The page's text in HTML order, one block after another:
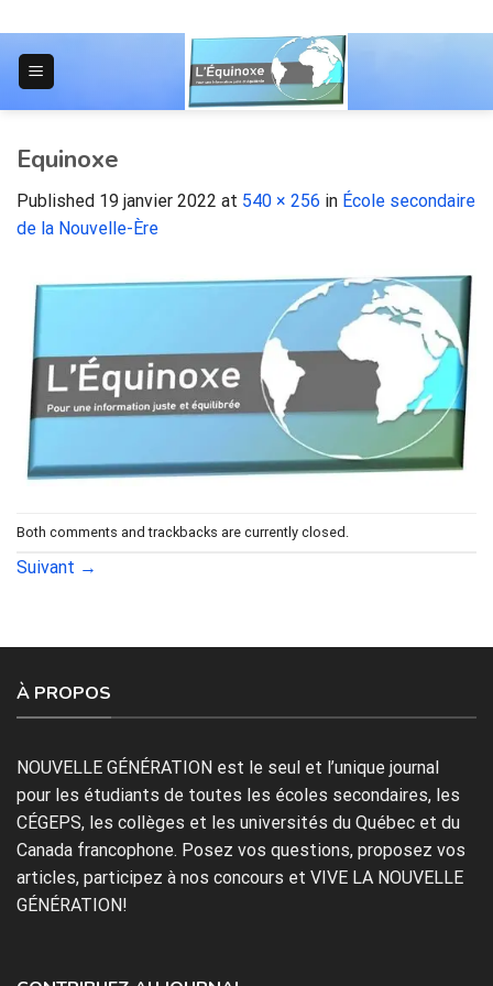
to
content
Equinoxe
Published 19 janvier 2022 at 540 × 256 in École secondaire
de la Nouvelle-Ère
Both comments and trackbacks are currently closed.
Suivant →
À PROPOS
NOUVELLE GÉNÉRATION est le seul et l’unique journal
pour les étudiants de toutes les écoles secondaires, les
CÉGEPS, les collèges et les universités du Québec et du
Canada francophone. Posez vos questions, proposez vos
articles, participez à nos concours et VIVE LA NOUVELLE
GÉNÉRATION!